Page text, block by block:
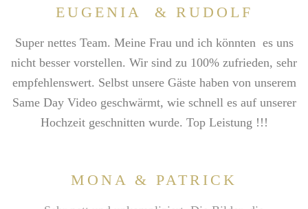
EUGENIA & RUDOLF
Super nettes Team. Meine Frau und ich könnten es uns
nicht besser vorstellen. Wir sind zu 100% zufrieden, sehr
empfehlenswert. Selbst unsere Gäste haben von unserem
Same Day Video geschwärmt, wie schnell es auf unserer
Hochzeit geschnitten wurde. Top Leistung !!!
MONA & PATRICK